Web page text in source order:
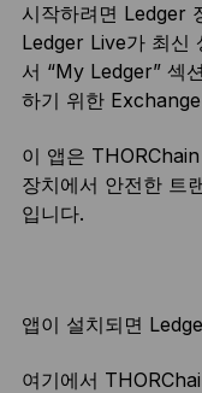
시작하려면 Ledger
Ledger Live가 최신
서 “My Ledger” 섹
하기 위한
이 앱은
장치에서 안전한 트
입니다.
앱이 설치되면
여기에서